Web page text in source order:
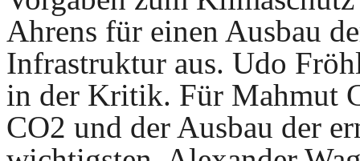
Ahrens für einen Ausbau
Infrastruktur aus. Udo
in der Kritik. Für Mahmut
CO2 und der Ausbau der